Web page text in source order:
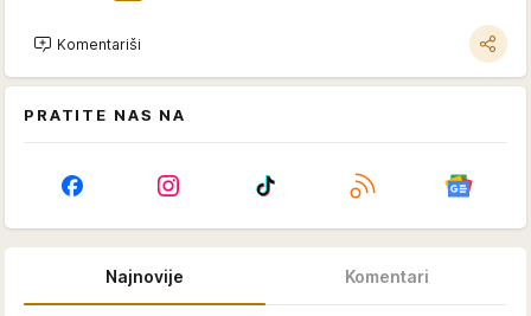
Komentariši
PRATITE NAS NA
Najnovije Komentari